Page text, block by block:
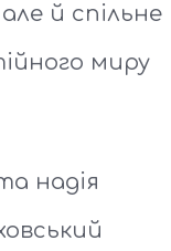
й спільне
миру
надія